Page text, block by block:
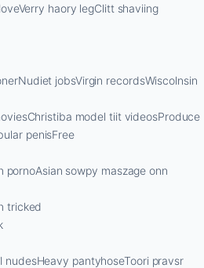
haory legClitt shaviing
jobsVirgin recordsWiscolnsin
model tiit videosProduce
penisFree
sowpy maszage onn
tricked
pantyhoseToori pravsr